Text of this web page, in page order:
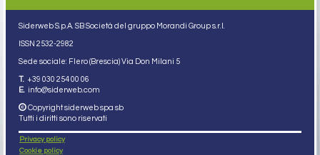
Siderweb S.p.A. SB Società del gruppo Morandi Group s.r.l.
ISSN 2532-2982
Sede sociale: Flero (Brescia) Via Don Milani 5
T. +39 030 254 00 06
E. info@siderweb.com
Copyright siderweb spa sb
Tutti i diritti sono riservati
Privacy policy
Cookie policy